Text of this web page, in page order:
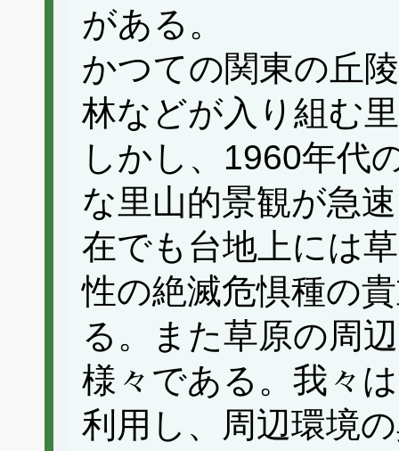
がある。
かつての関東の丘
林などが入り組む
しかし、1960年代
な里山的景観が急
在でも台地上には
性の絶滅危惧種の
る。また草原の周
様々である。我々
利用し、周辺環境